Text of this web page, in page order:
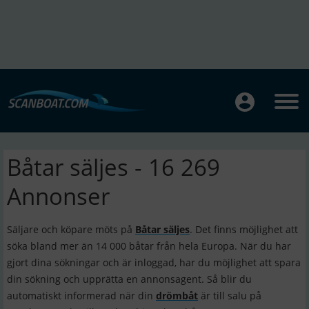
Båtar säljes - 16 269
Annonser
Säljare och köpare möts på Båtar säljes. Det finns möjlighet att
söka bland mer än 14 000 båtar från hela Europa. När du har
gjort dina sökningar och är inloggad, har du möjlighet att spara
din sökning och upprätta en annonsagent. Så blir du
automatiskt informerad när din drömbåt är till salu på